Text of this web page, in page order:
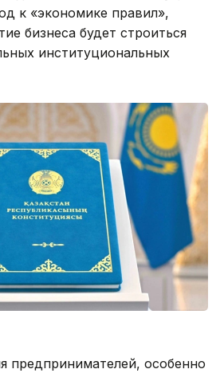
к «экономике правил»,
бизнеса будет строиться
институциональных
предпринимателей, особенно